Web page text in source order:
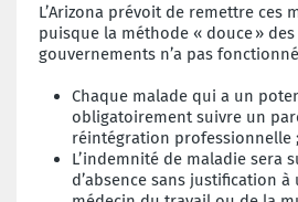
L’Arizona prévoit de remettre ces
puisque la méthode « douce »
gouvernements n’a pas
Chaque malade qui a un
obligatoirement suivre un
réintégration professionnelle ;
L’indemnité de maladie sera
d’absence sans justification